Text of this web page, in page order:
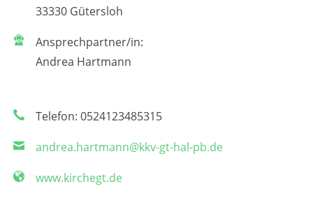
33330 Gütersloh
Ansprechpartner/in:
Andrea Hartmann
Telefon: 0524123485315
andrea.hartmann@kkv-gt-hal-pb.de
www.kirchegt.de